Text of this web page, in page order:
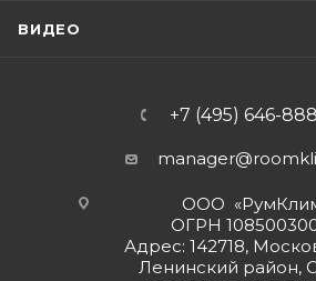
ВИДЕО
+7 (495) 646-
ООО
ОГРН
Адрес: 142718,
Ленинский район,